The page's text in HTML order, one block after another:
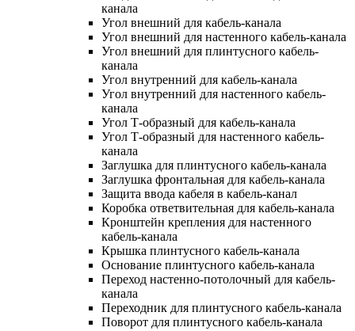
канала
Угол внешний для кабель-канала
Угол внешний для настенного кабель-канала
Угол внешний для плинтусного кабель-
канала
Угол внутренний для кабель-канала
Угол внутренний для настенного кабель-
канала
Угол Т-образный для кабель-канала
Угол Т-образный для настенного кабель-
канала
Заглушка для плинтусного кабель-канала
Заглушка фронтальная для кабель-канала
Защита ввода кабеля в кабель-канал
Коробка ответвительная для кабель-канала
Кронштейн крепления для настенного
кабель-канала
Крышка плинтусного кабель-канала
Основание плинтусного кабель-канала
Переход настенно-потолочный для кабель-
канала
Переходник для плинтусного кабель-канала
Поворот для плинтусного кабель-канала